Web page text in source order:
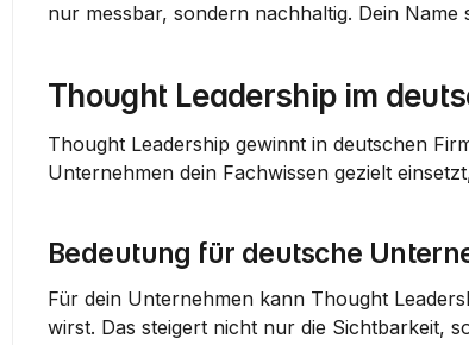
nur messbar, sondern nachhaltig. Dein
Thought Leadership im
Thought Leadership gewinnt in deutschen
Unternehmen dein Fachwissen gezielt
Bedeutung für deutsche
Für dein Unternehmen kann Thought
wirst. Das steigert nicht nur die Sichtbarkeit,